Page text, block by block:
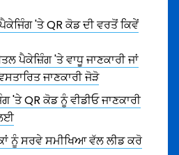
'ਤੇ QR ਕੋਡ ਦੀ ਵਰਤੋਂ ਕਿਵੇਂ
ਪੈਕੇਜ਼ਿੰਗ 'ਤੇ ਵਾਧੂ ਜਾਣਕਾਰੀ ਜਾਂ
ਜਾਣਕਾਰੀ ਜੋੜੋ
'ਤੇ QR ਕੋਡ ਨੂੰ ਵੀਡੀਓ ਜਾਣਕਾਰੀ
ਸਰਵੇ ਸਮੀਖਿਆ ਵੱਲ ਲੀਡ ਕਰੋ